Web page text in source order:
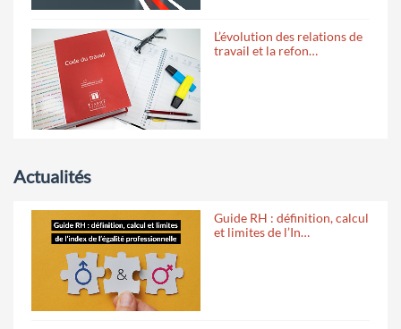
L’évolution des relations de
travail et la refon…
Actualités
Guide RH : définition, calcul
et limites de l’In…